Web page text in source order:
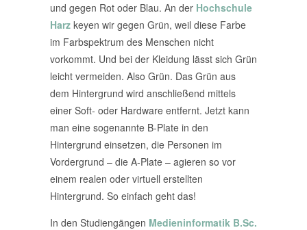
und gegen Rot oder Blau. An der Hochschule
Harz keyen wir gegen Grün, weil diese Farbe
im Farbspektrum des Menschen nicht
vorkommt. Und bei der Kleidung lässt sich Grün
leicht vermeiden. Also Grün. Das Grün aus
dem Hintergrund wird anschließend mittels
einer Soft- oder Hardware entfernt. Jetzt kann
man eine sogenannte B-Plate in den
Hintergrund einsetzen, die Personen im
Vordergrund – die A-Plate – agieren so vor
einem realen oder virtuell erstellten
Hintergrund. So einfach geht das!
In den Studiengängen Medieninformatik B.Sc.